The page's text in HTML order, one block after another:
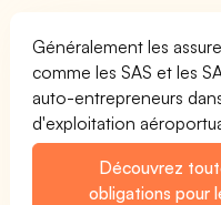
Généralement les
comme les SAS et les
auto-entrepreneurs
d'exploitation
Découvrez
obligations pour